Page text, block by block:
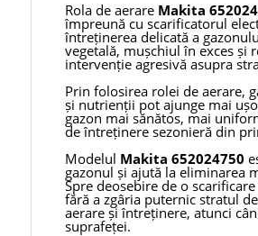
Rola de aerare Makita
împreună cu scarificatorul
întreținerea delicată a
vegetală, mușchiul în exces și
intervenție agresivă asupra
Prin folosirea rolei de aerare,
și nutrienții pot ajunge mai
gazon mai sănătos, mai
de întreținere sezonieră din
Modelul Makita 652024750
gazonul și ajută la eliminarea
Spre deosebire de o
fără a zgâria puternic stratul
aerare și întreținere, atunci
suprafeței.